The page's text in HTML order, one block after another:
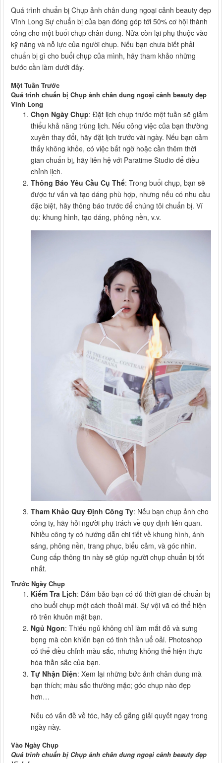
Quá trình chuẩn bị Chụp ảnh chân dung ngoại cảnh beauty đẹp
Vĩnh Long Sự chuẩn bị của bạn đóng góp tới 50% cơ hội thành
công cho một buổi chụp chân dung. Nửa còn lại phụ thuộc vào
kỹ năng và nỗ lực của người chụp. Nếu bạn chưa biết phải
chuẩn bị gì cho buổi chụp của mình, hãy tham khảo những
bước cần làm dưới đây.
Một Tuần Trước
Quá trình chuẩn bị Chụp ảnh chân dung ngoại cảnh beauty đẹp
Vĩnh Long
Chọn Ngày Chụp: Đặt lịch chụp trước một tuần sẽ giảm
thiểu khả năng trùng lịch. Nếu công việc của bạn thường
xuyên thay đổi, hãy đặt lịch trước vài ngày. Nếu bạn cảm
thấy không khỏe, có việc bất ngờ hoặc cần thêm thời
gian chuẩn bị, hãy liên hệ với Paratime Studio để điều
chỉnh lịch.
Thông Báo Yêu Cầu Cụ Thể: Trong buổi chụp, bạn sẽ
được tư vấn và tạo dáng phù hợp, nhưng nếu có nhu cầu
đặc biệt, hãy thông báo trước để chúng tôi chuẩn bị. Ví
dụ: khung hình, tạo dáng, phông nền, v.v.
Tham Khảo Quy Định Công Ty: Nếu bạn chụp ảnh cho
công ty, hãy hỏi người phụ trách về quy định liên quan.
Nhiều công ty có hướng dẫn chi tiết về khung hình, ánh
sáng, phông nền, trang phục, biểu cảm, và góc nhìn.
Cung cấp thông tin này sẽ giúp người chụp chuẩn bị tốt
nhất.
Trước Ngày Chụp
Kiểm Tra Lịch: Đảm bảo bạn có đủ thời gian để chuẩn bị
cho buổi chụp một cách thoải mái. Sự vội vã có thể hiện
rõ trên khuôn mặt bạn.
Ngủ Ngon: Thiếu ngủ không chỉ làm mắt đỏ và sưng
bọng mà còn khiến bạn có tinh thần uể oải. Photoshop
có thể điều chỉnh màu sắc, nhưng không thể hiện thực
hóa thần sắc của bạn.
Tự Nhận Diện: Xem lại những bức ảnh chân dung mà
bạn thích; màu sắc thường mặc; góc chụp nào đẹp
hơn…
Nếu có vấn đề về tóc, hãy cố gắng giải quyết ngay trong
ngày này.
Vào Ngày Chụp
Quá trình chuẩn bị Chụp ảnh chân dung ngoại cảnh beauty đẹp